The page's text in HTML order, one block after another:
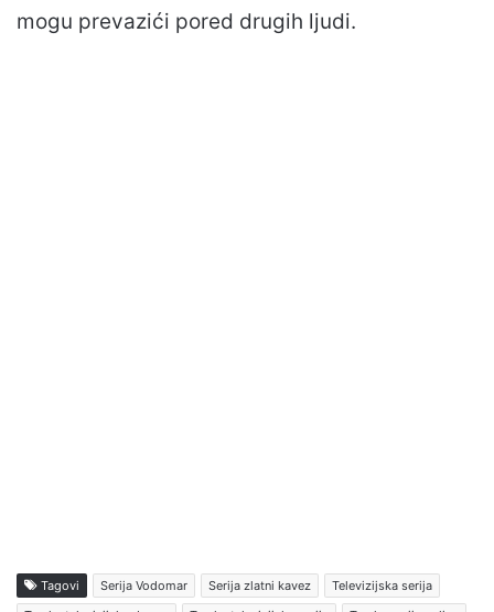
mogu prevazići pored drugih ljudi.
Tagovi Serija Vodomar Serija zlatni kavez
Televizijska serija